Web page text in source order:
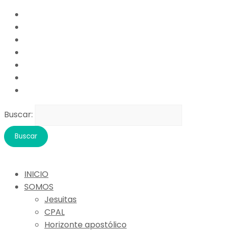
Buscar:
INICIO
SOMOS
Jesuitas
CPAL
Horizonte apostólico